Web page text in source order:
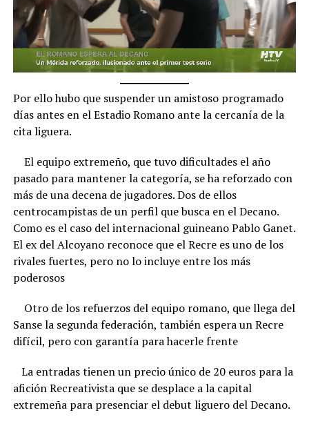
Por ello hubo que suspender un amistoso programado
días antes en el Estadio Romano ante la cercanía de la
cita liguera.
El equipo extremeño, que tuvo dificultades el año
pasado para mantener la categoría, se ha reforzado con
más de una decena de jugadores. Dos de ellos
centrocampistas de un perfil que busca en el Decano.
Como es el caso del internacional guineano Pablo Ganet.
El ex del Alcoyano reconoce que el Recre es uno de los
rivales fuertes, pero no lo incluye entre los más
poderosos
Otro de los refuerzos del equipo romano, que llega del
Sanse la segunda federación, también espera un Recre
difícil, pero con garantía para hacerle frente
La entradas tienen un precio único de 20 euros para la
afición Recreativista que se desplace a la capital
extremeña para presenciar el debut liguero del Decano.